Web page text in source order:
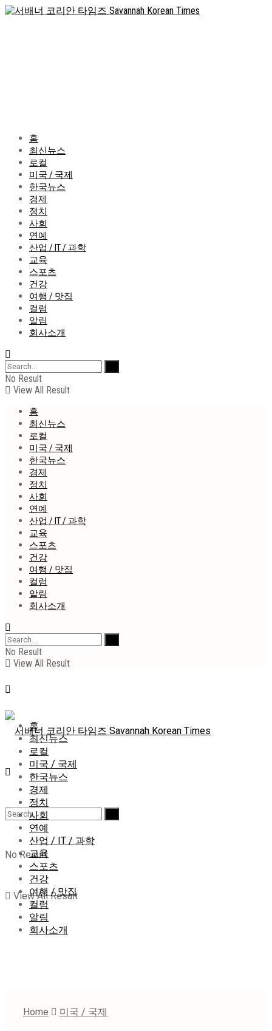
홈
최신뉴스
로컬
미국 / 국제
한국뉴스
경제
정치
사회
연예
산업 / IT / 과학
교육
스포츠
건강
여행 / 맛집
컬럼
알림
회사소개
No Result
View All Result
홈
최신뉴스
로컬
미국 / 국제
한국뉴스
경제
정치
사회
연예
산업 / IT / 과학
교육
스포츠
건강
여행 / 맛집
컬럼
알림
회사소개
No Result
View All Result
No Result
View All Result
홈
최신뉴스
로컬
미국 / 국제
한국뉴스
경제
정치
사회
연예
산업 / IT / 과학
교육
스포츠
건강
여행 / 맛집
컬럼
알림
회사소개
Home 미국 / 국제